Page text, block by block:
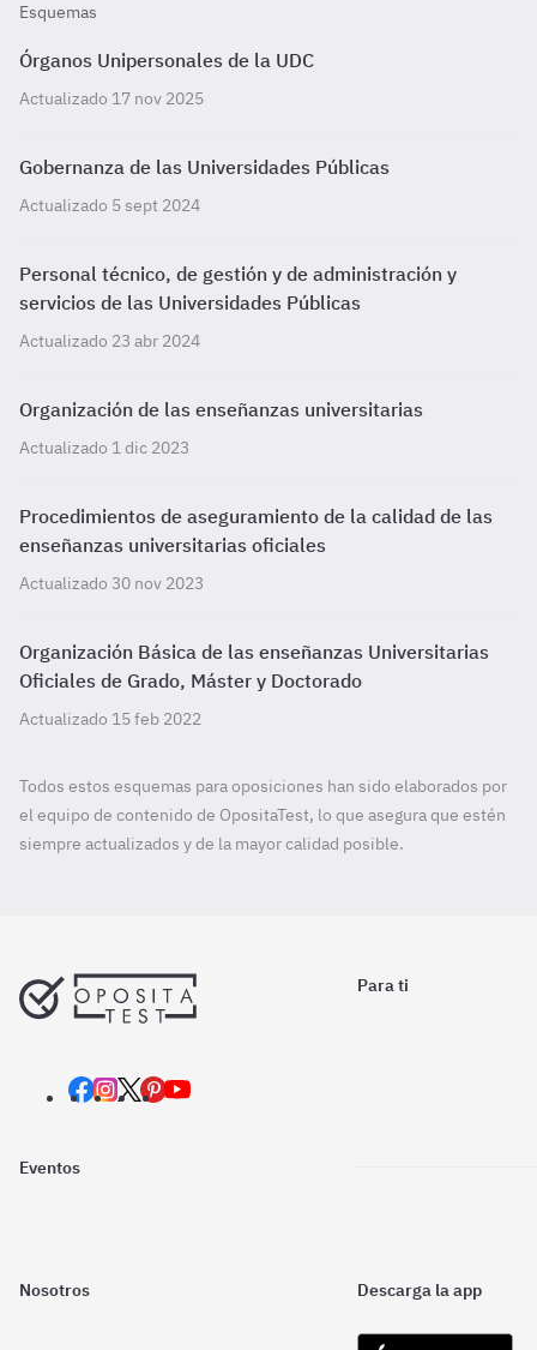
Esquemas
Órganos Unipersonales de la UDC
Actualizado 17 nov 2025
Gobernanza de las Universidades Públicas
Actualizado 5 sept 2024
Personal técnico, de gestión y de administración y
servicios de las Universidades Públicas
Actualizado 23 abr 2024
Organización de las enseñanzas universitarias
Actualizado 1 dic 2023
Procedimientos de aseguramiento de la calidad de las
enseñanzas universitarias oficiales
Actualizado 30 nov 2023
Organización Básica de las enseñanzas Universitarias
Oficiales de Grado, Máster y Doctorado
Actualizado 15 feb 2022
Todos estos esquemas para oposiciones han sido elaborados por
el equipo de contenido de OpositaTest, lo que asegura que estén
siempre actualizados y de la mayor calidad posible.
Para ti
Eventos
Nosotros Descarga la app